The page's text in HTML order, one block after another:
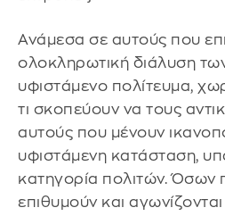
Ανάμεσα σε αυτούς που
ολοκληρωτική διάλυση
υφιστάμενο πολίτευμα,
τι σκοπεύουν να τους
αυτούς που μένουν
υφιστάμενη κατάσταση,
κατηγορία πολιτών. Όσων
επιθυμούν και